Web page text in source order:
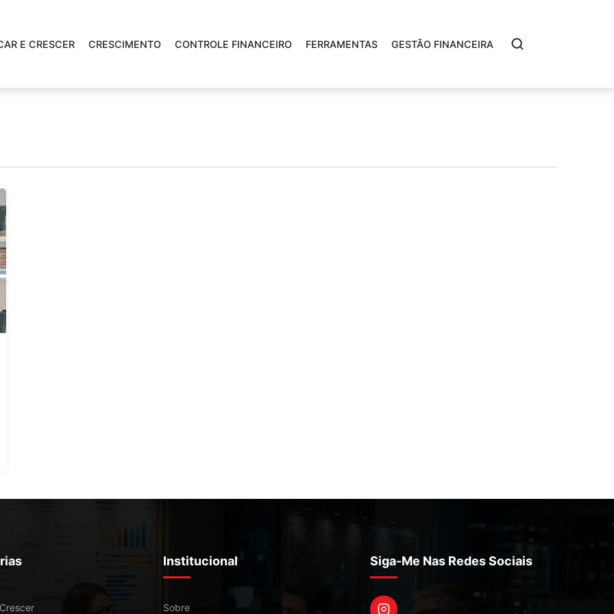
E CRESCER CRESCIMENTO CONTROLE FINANCEIRO FERRAMENTAS GESTÃO FINANCEIRA
Institucional
Sobre
Siga-Me Nas Redes Sociais